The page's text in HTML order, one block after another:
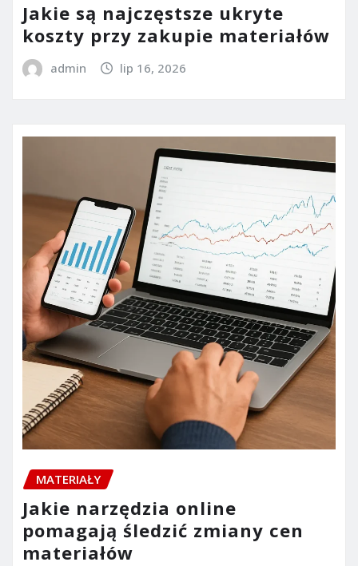
Jakie są najczęstsze ukryte
koszty przy zakupie materiałów
admin lip 16, 2026
MATERIAŁY
Jakie narzędzia online
pomagają śledzić zmiany cen
materiałów